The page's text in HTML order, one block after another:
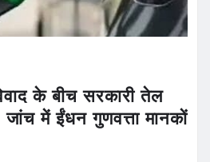
के बीच सरकारी तेल
में ईंधन गुणवत्ता मानकों